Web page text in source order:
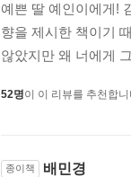
예쁜 딸 예인이에게!
향을 제시한 책이기
않았지만 왜 너에게
52명이 이 리뷰를 추천합
종이책 배민경